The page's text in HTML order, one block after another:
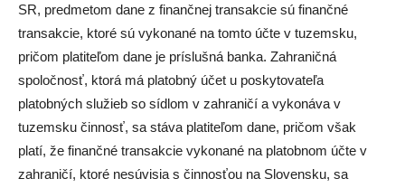
SR, predmetom dane z finančnej transakcie sú finančné
transakcie, ktoré sú vykonané na tomto účte v tuzemsku,
pričom platiteľom dane je príslušná banka. Zahraničná
spoločnosť, ktorá má platobný účet u poskytovateľa
platobných služieb so sídlom v zahraničí a vykonáva v
tuzemsku činnosť, sa stáva platiteľom dane, pričom však
platí, že finančné transakcie vykonané na platobnom účte v
zahraničí, ktoré nesúvisia s činnosťou na Slovensku, sa